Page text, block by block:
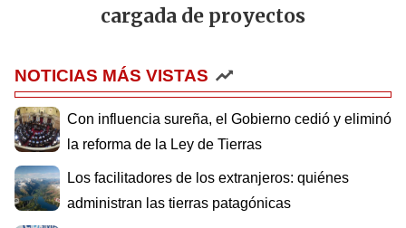
cargada de proyectos
NOTICIAS MÁS VISTAS
Con influencia sureña, el Gobierno cedió y eliminó
la reforma de la Ley de Tierras
Los facilitadores de los extranjeros: quiénes
administran las tierras patagónicas